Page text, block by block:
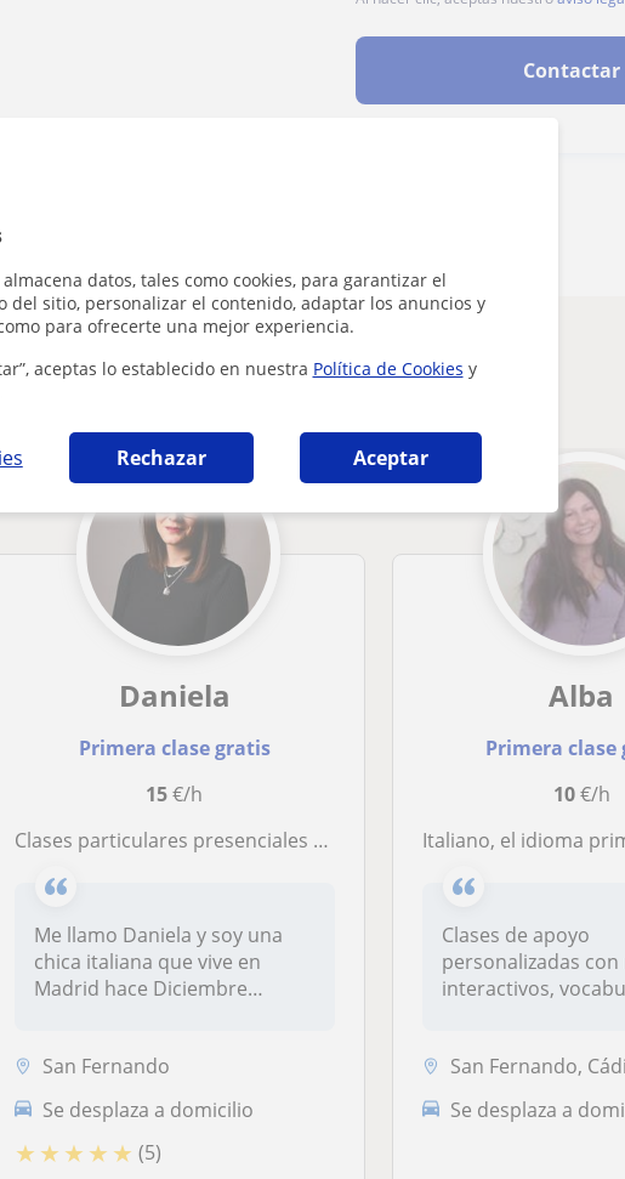
datos, tales como cookies, para garantizar el
del sitio, personalizar el contenido, adaptar los anuncios y
para ofrecerte una mejor experiencia.
aceptas lo establecido en nuestra Política de Cookies y
Rechazar Aceptar
que pueden interesarte
Daniela
Primera clase gratis
15€/h
Clases particulares presenciales (Madrid) y online (toda España) de Italiano - cualquier nivel
Me llamo Daniela y soy una
chica italiana que vive en
Madrid hace Diciembre
San Fernando
Se desplaza a domicilio
★ ★ ★ ★ ★ (5)
Alba
Primera clase
10€/h
Italiano, el idioma primigenio de nuestra tierra. Clases amenas, divertidas y
Clases de apoyo
personalizadas
interactivos,
San Fernando, Cádiz (Ciudad), El Puerto
Se desplaza a